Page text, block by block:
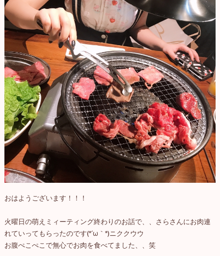
おはようございます！！！
火曜日の萌えミィーティング終わりのお話で、、さらさんにお肉連
れていってもらったのです(*´ω｀*)ニククウウ
お腹ぺこぺこで無心でお肉を食べてました、、笑